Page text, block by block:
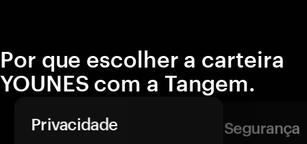
Por que escolher a carteira
YOUNES com a Tangem.
Privacidade Segurança